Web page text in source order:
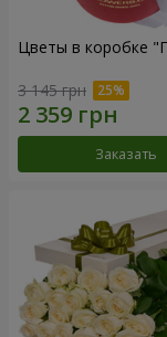
Цветы в коробке
3 145 грн
Заказать